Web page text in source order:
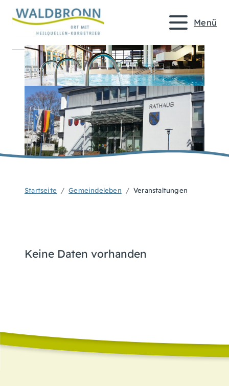
Menü
Startseite Gemeindeleben Veranstaltungen
Keine Daten vorhanden